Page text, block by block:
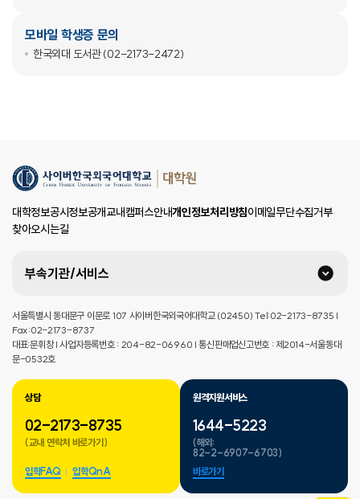
모바일 학생증 문의
한국외대 도서관 (02-2173-2472)
대학정보공시정보공개교내캠퍼스안내개인정보처리방침이메일무단수집거부
찾아오시는길
부속기관/서비스
서울특별시 동대문구 이문로 107 사이버한국외국어대학교 (02450) Tel:02-2173-8735 |
Fax:02-2173-8737
대표:문휘창 | 사업자등록번호 : 204-82-06960 | 통신판매업신고번호 : 제2014-서울동대
문-0532호
상담
02-2173-8735
(교내 연락처 바로가기)
입학FAQ 입학QnA
원격지원서비스
1644-5223
(해외:
82-2-6907-6703)
바로가기